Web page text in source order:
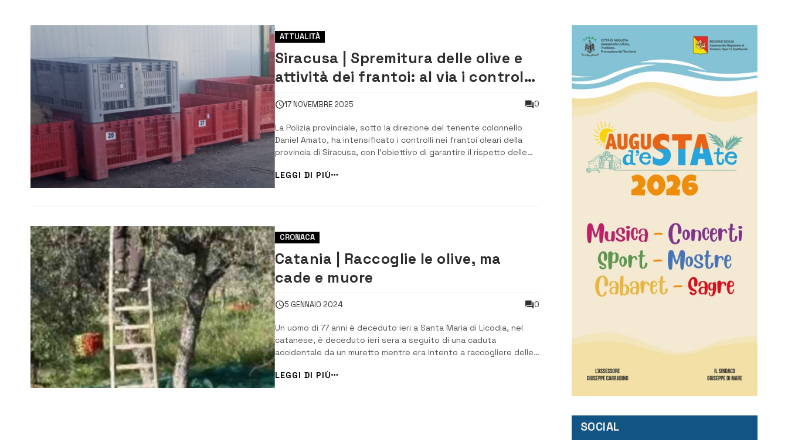
ATTUALITÀ
Siracusa | Spremitura delle olive e
attività dei frantoi: al via i controlli
della Polizia provinciale
17 NOVEMBRE 2025 0
La Polizia provinciale, sotto la direzione del tenente colonnello
Daniel Amato, ha intensificato i controlli nei frantoi oleari della
provincia di Siracusa, con l’obiettivo di garantire il rispetto delle
tutelare l’eccellenza delle produzioni locali. L’attività ispettiva,
condotta i...
LEGGI DI PIÙ
CRONACA
Catania | Raccoglie le olive, ma
cade e muore
5 GENNAIO 2024 0
Un uomo di 77 anni è deceduto ieri a Santa Maria di Licodia, nel
catanese, è deceduto ieri sera a seguito di una caduta
accidentale da un muretto mentre era intento a raccogliere delle
olive. La tragedia è avvenuta in un terreno di proprietà della
vittima, originaria di Camporotondo Etneo, dove era in compagnia
della moglie, la quale ha [&hell...
LEGGI DI PIÙ
SOCIAL